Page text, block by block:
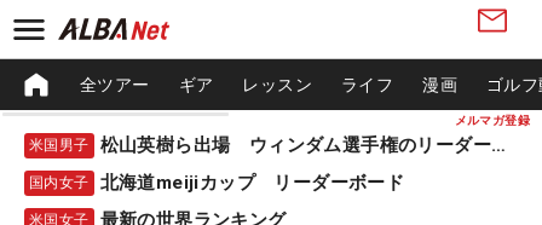
メルマガ登録
全ツアー ギア レッスン ライフ 漫画 ゴル
米国男子 松山英樹ら出場 ウィンダム選手権のリーダーボード
国内女子 北海道meijiカップ リーダーボード
米国女子 最新の世界ランキング